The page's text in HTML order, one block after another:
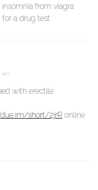
from viagra
a drug test
with erectile
short/2jrR online